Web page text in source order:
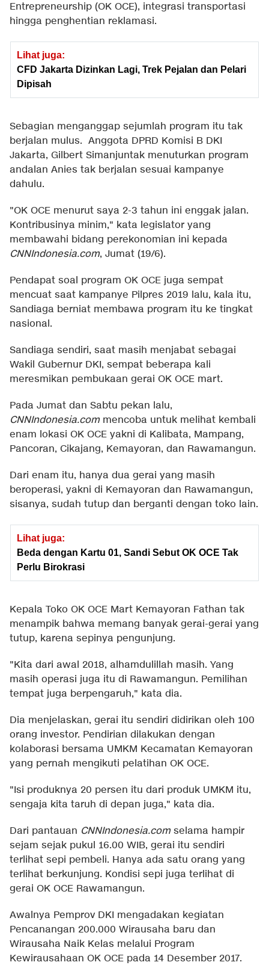
Entrepreneurship (OK OCE), integrasi transportasi
hingga penghentian reklamasi.
Lihat juga:
CFD Jakarta Dizinkan Lagi, Trek Pejalan dan Pelari
Dipisah
Sebagian menganggap sejumlah program itu tak
berjalan mulus. Anggota DPRD Komisi B DKI
Jakarta, Gilbert Simanjuntak menuturkan program
andalan Anies tak berjalan sesuai kampanye
dahulu.
"OK OCE menurut saya 2-3 tahun ini enggak jalan.
Kontribusinya minim," kata legislator yang
membawahi bidang perekonomian ini kepada
CNNIndonesia.com, Jumat (19/6).
Pendapat soal program OK OCE juga sempat
mencuat saat kampanye Pilpres 2019 lalu, kala itu,
Sandiaga berniat membawa program itu ke tingkat
nasional.
Sandiaga sendiri, saat masih menjabat sebagai
Wakil Gubernur DKI, sempat beberapa kali
meresmikan pembukaan gerai OK OCE mart.
Pada Jumat dan Sabtu pekan lalu,
CNNIndonesia.commencoba untuk melihat kembali
enam lokasi OK OCE yakni di Kalibata, Mampang,
Pancoran, Cikajang, Kemayoran, dan Rawamangun.
Dari enam itu, hanya dua gerai yang masih
beroperasi, yakni di Kemayoran dan Rawamangun,
sisanya, sudah tutup dan berganti dengan toko lain.
Lihat juga:
Beda dengan Kartu 01, Sandi Sebut OK OCE Tak
Perlu Birokrasi
Kepala Toko OK OCE Mart Kemayoran Fathan tak
menampik bahwa memang banyak gerai-gerai yang
tutup, karena sepinya pengunjung.
"Kita dari awal 2018, alhamdulillah masih. Yang
masih operasi juga itu di Rawamangun. Pemilihan
tempat juga berpengaruh," kata dia.
Dia menjelaskan, gerai itu sendiri didirikan oleh 100
orang investor. Pendirian dilakukan dengan
kolaborasi bersama UMKM Kecamatan Kemayoran
yang pernah mengikuti pelatihan OK OCE.
"Isi produknya 20 persen itu dari produk UMKM itu,
sengaja kita taruh di depan juga," kata dia.
Dari pantauan CNNIndonesia.comselama hampir
sejam sejak pukul 16.00 WIB, gerai itu sendiri
terlihat sepi pembeli. Hanya ada satu orang yang
terlihat berkunjung. Kondisi sepi juga terlihat di
gerai OK OCE Rawamangun.
Awalnya Pemprov DKI mengadakan kegiatan
Pencanangan 200.000 Wirausaha baru dan
Wirausaha Naik Kelas melalui Program
Kewirausahaan OK OCE pada 14 Desember 2017.